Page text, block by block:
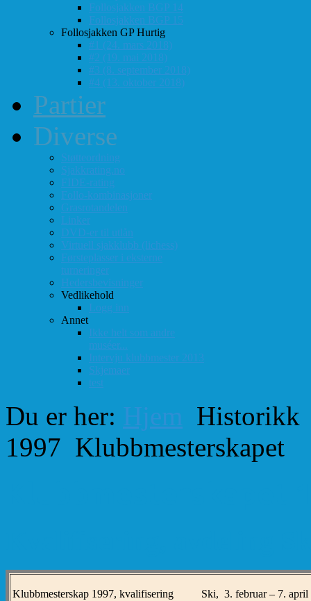
Follosjakken BGP 14
Follosjakken BGP 15
Follosjakken GP Hurtig
#1 (24. mars 2018)
#2 (19. mai 2018)
#3 (8. september 2018)
#4 (13. oktober 2018)
Partier
Diverse
Støtteordning
Sjakkrating.no
FIDE-rating
Follo-kombinasjoner
Grasrotandelen
Linker
DVD-er til utlån
Virtuell sjakklubb (lichess)
Førsteplasser i eksterne
turneringer
Hedersbevisninger
Vedlikehold
Logg inn
Annet
Ikke helt som andre
muséer...
Intervju klubbmester 2013
Skjemaer
test
Du er her: Hjem Historikk
1997 Klubbmesterskapet
Klubbmesterskap 1997, kvalifisering Ski, 3. februar – 7. april